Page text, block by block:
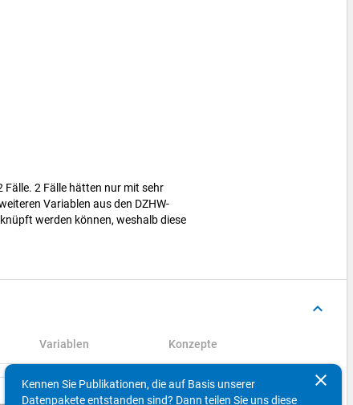
2 Fälle hätten nur mit sehr
Variablen aus den DZHW-
werden können, weshalb diese
keyboard_arrow_up
Variablen Konzepte
clear
Kennen Sie Publikationen, die auf Basis unserer
Datenpakete entstanden sind? Dann teilen Sie uns diese